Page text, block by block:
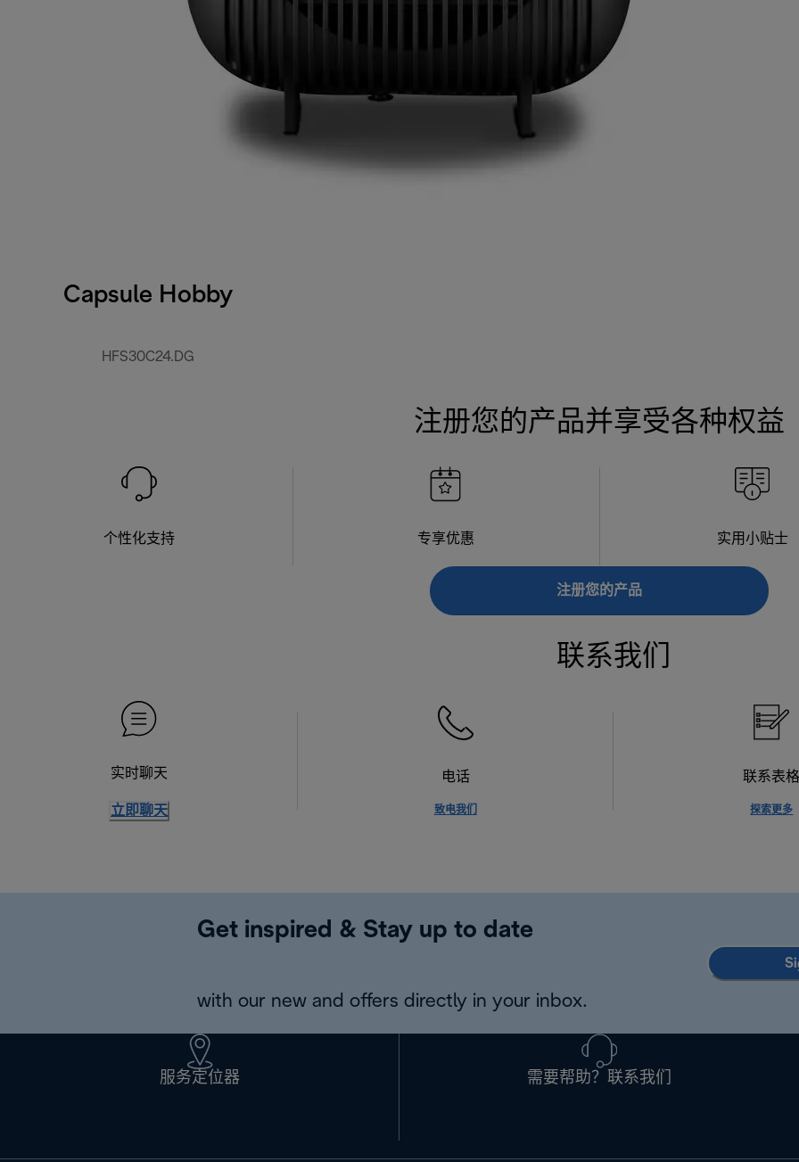
Capsule Hobby
HFS30C24.DG
注册您的产品并享受各种权益
个性化支持 专享优惠 实用小贴士
注册您的产品
联系我们
实时聊天
立即聊天
电话
致电我们
联系表格
探索更多
Get inspired & Stay up to date
with our new and offers directly in your inbox.
服务定位器 需要帮助？联系我们